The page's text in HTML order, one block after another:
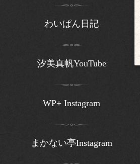
わいぱん日記
汐美真帆YouTube
WP+ Instagram
まかない亭Instagram